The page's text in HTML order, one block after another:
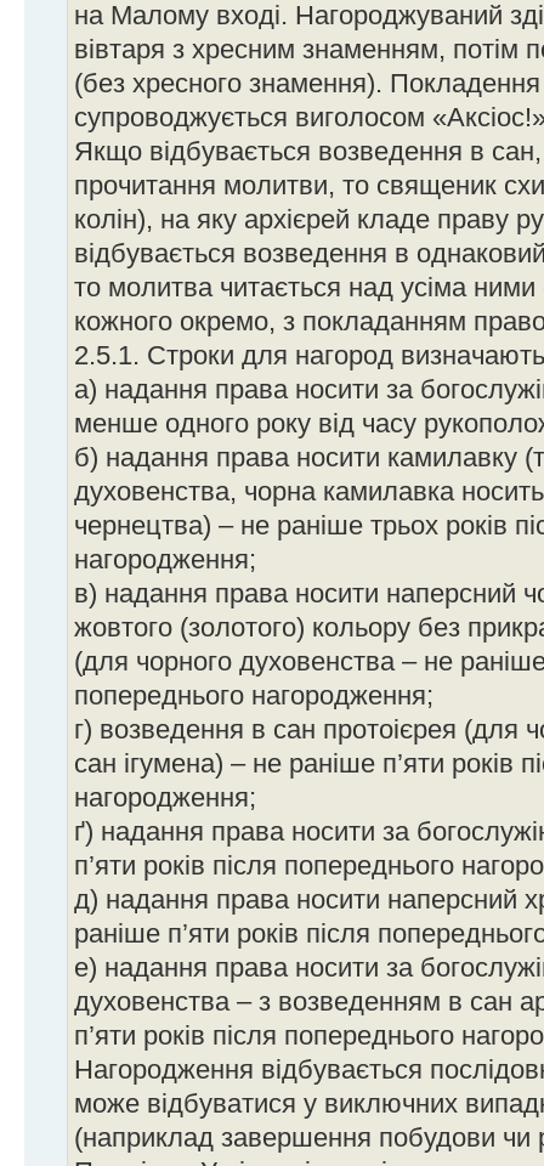
на Малому вході. Нагороджуваний
вівтаря з хресним знаменням, потім
(без хресного знамення).
супроводжується виголосом
Якщо відбувається возведення в
прочитання молитви, то священик
колін), на яку архієрей кладе праву
відбувається возведення в
то молитва читається над усіма
кожного окремо, з покладанням
2.5.1. Строки для нагород
а) надання права носити за
менше одного року від часу
б) надання права носити камилавку
духовенства, чорна камилавка
чернецтва) – не раніше трьох років
нагородження;
в) надання права носити наперсний
жовтого (золотого) кольору без
(для чорного духовенства – не раніше
попереднього нагородження;
г) возведення в сан протоієрея (для
сан ігумена) – не раніше п’яти років
нагородження;
ґ) надання права носити за
п’яти років після попереднього
д) надання права носити наперсний
раніше п’яти років після
е) надання права носити за
духовенства – з возведенням в сан
п’яти років після попереднього
Нагородження відбувається
може відбуватися у виключних
(наприклад завершення побудови чи